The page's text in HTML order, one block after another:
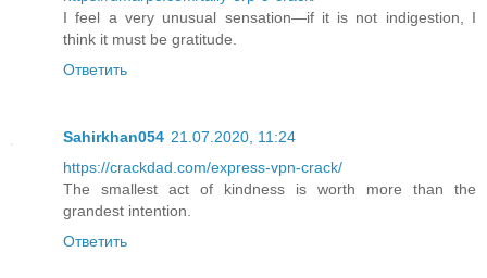
I feel a very unusual sensation—if it is not indigestion, I
think it must be gratitude.
Ответить
Sahirkhan054 21.07.2020, 11:24
https://crackdad.com/express-vpn-crack/
The smallest act of kindness is worth more than the
grandest intention.
Ответить